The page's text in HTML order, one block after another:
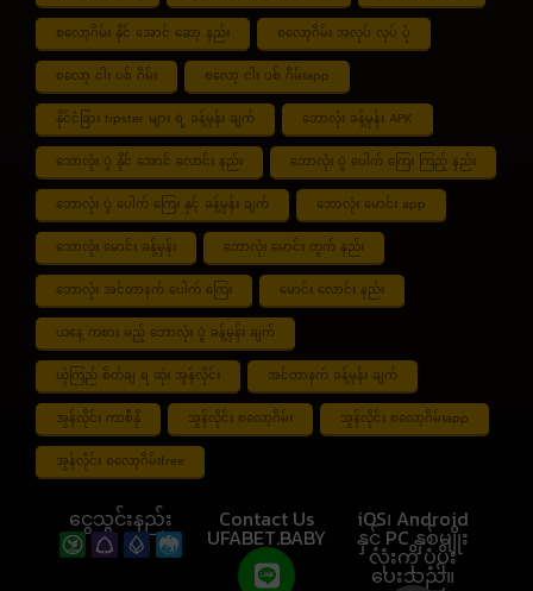
စလော့ဂိမ်း နိုင် အောင် ဆော့ နည်း စလော့ဂိမ်း အလုပ် လုပ် ပုံ
စလော့ ငါး ပစ် ဂိမ်း စလော့ ငါး ပစ် ဂိမ်းapp
နိုင်ငံခြား tipster များ ရဲ့ ခန့်မှန်း ချက် ဘောလုံး ခန့်မှန်း APK
ဘောလုံး ပွဲ နိုင် အောင် လောင်း နည်း ဘောလုံး ပွဲ ပေါက် ကြေး ကြည့် နည်း
ဘောလုံး ပွဲ ပေါက် ကြေး နှင့် ခန့်မှန်း ချက် ဘောလုံး မောင်း app
ဘောလုံး မောင်း ခန့်မှန်း ဘောလုံး မောင်း တွက် နည်း
ဘောလုံး အင်တာနက် ပေါက် ကြေး မောင်း လောင်း နည်း
ယနေ့ ကစား မည့် ဘောလုံး ပွဲ ခန့်မှန်း ချက်
ယုံကြည် စိတ်ချ ရ ဆုံး အွန်လိုင်း အင်တာနက် ခန့်မှန်း ချက်
အွန်လိုင်း ကာစီနို အွန်လိုင်း စလော့ဂိမ်း အွန်လိုင်း စလော့ဂိမ်းapp
အွန်လိုင်း စလော့ဂိမ်းfree
ငွေသွင်းနည်း Contact Us
UFABET.BABY
iOS၊ Android
နှင့် PC နှစ်မျိုး
လုံးကို ပံ့ပိုး
ပေးသည်။